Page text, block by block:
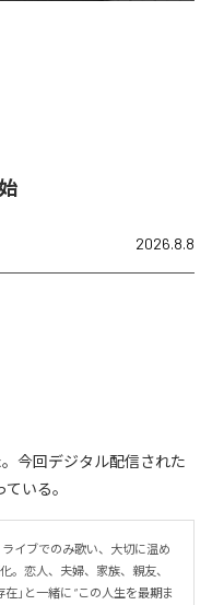
2026.8.8
今回デジタル配信された
いる。
イブでのみ歌い、大切に温め
。恋人、夫婦、家族、親友、
」と一緒に “この人生を最期ま